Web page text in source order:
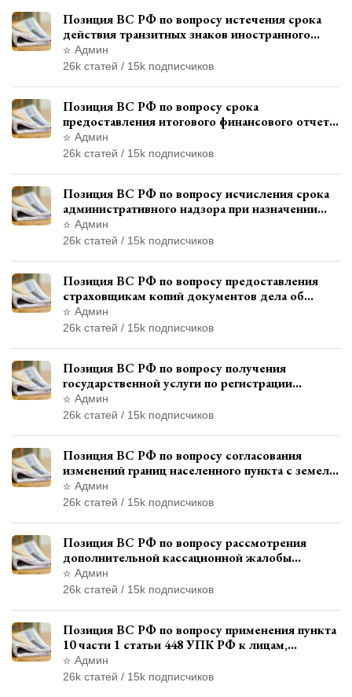
Позиция ВС РФ по вопросу истечения срока
действия транзитных знаков иностранного
государства и отсутствия состава
административного правонарушения
Админ
26k статей / 15k подписчиков
Позиция ВС РФ по вопросу срока
предоставления итогового финансового отчета
кандидатом в соответствии с
законодательством о выборах
Админ
26k статей / 15k подписчиков
Позиция ВС РФ по вопросу исчисления срока
административного надзора при назначении
дополнительного наказания, отличного от
ограничения свободы
Админ
26k статей / 15k подписчиков
Позиция ВС РФ по вопросу предоставления
страховщикам копий документов дела об
административном правонарушении для
автотехнической экспертизы
Админ
26k статей / 15k подписчиков
Позиция ВС РФ по вопросу получения
государственной услуги по регистрации
транспортного средства через представителя
Админ
26k статей / 15k подписчиков
Позиция ВС РФ по вопросу согласования
изменений границ населенного пункта с земель
лесного фонда
Админ
26k статей / 15k подписчиков
Позиция ВС РФ по вопросу рассмотрения
дополнительной кассационной жалобы
адвоката в кассационной инстанции
Админ
26k статей / 15k подписчиков
Позиция ВС РФ по вопросу применения пункта
10 части 1 статьи 448 УПК РФ к лицам,
уволенным из следственных органов
Админ
26k статей / 15k подписчиков